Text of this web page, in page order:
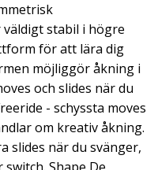
stabil i högre
för att lära dig
möjliggör åkning i
och slides när du
- schyssta moves
om kreativ åkning.
slides när du svänger,